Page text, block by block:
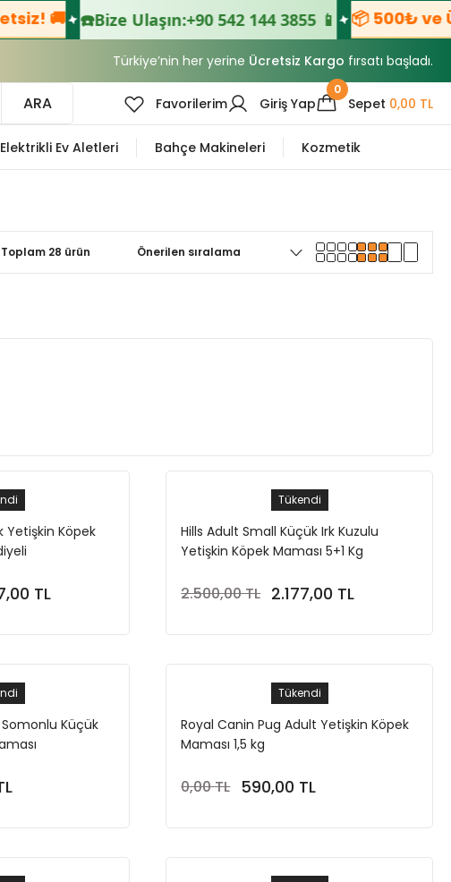
🚚 ☎️Bize Ulaşın:+90 542 144 3855 📱 📦 500₺ ve
Türkiye’nin her yerine Ücretsiz Kargo fırsatı başladı.
ARA Favorilerim Giriş Yap Sepet 0,00 TL
0
Elektrikli Ev Aletleri Bahçe Makineleri Kozmetik
Toplam 28 ürün
Yetişkin Köpek
TL
Tükendi
Hills Adult Small Küçük Irk Kuzulu
Yetişkin Köpek Maması 5+1 Kg
2.500,00 TL 2.177,00 TL
Stokta Yok
Küçük
Tükendi
Royal Canin Pug Adult Yetişkin Köpek
Maması 1,5 kg
0,00 TL 590,00 TL
Stokta Yok